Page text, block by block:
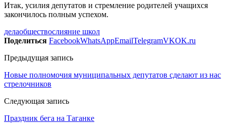
Итак, усилия депутатов и стремление родителей учащихся
закончилось полным успехом.
делаобществослияние школ
Поделиться FacebookWhatsAppEmailTelegramVKOK.ru
Предыдущая запись
Новые полномочия муниципальных депутатов сделают из нас
стрелочников
Следующая запись
Праздник бега на Таганке